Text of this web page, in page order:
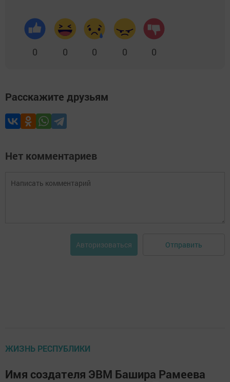
0 0 0 0 0
Расскажите друзьям
Нет комментариев
Авторизоваться Отправить
ЖИЗНЬ РЕСПУБЛИКИ
Имя создателя ЭВМ Башира Рамеева